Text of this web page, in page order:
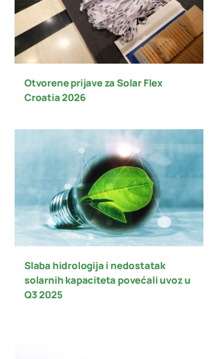
Otvorene prijave za Solar Flex
Croatia 2026
Slaba hidrologija i nedostatak
solarnih kapaciteta povećali uvoz u
Q3 2025